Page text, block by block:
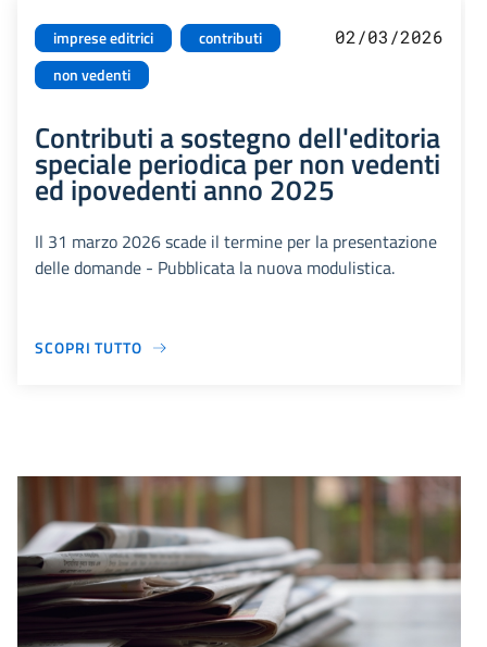
imprese editrici
contributi
non vedenti
02/03/2026
Contributi a sostegno dell'editoria
speciale periodica per non vedenti
ed ipovedenti anno 2025
Il 31 marzo 2026 scade il termine per la presentazione
delle domande - Pubblicata la nuova modulistica.
SCOPRI TUTTO